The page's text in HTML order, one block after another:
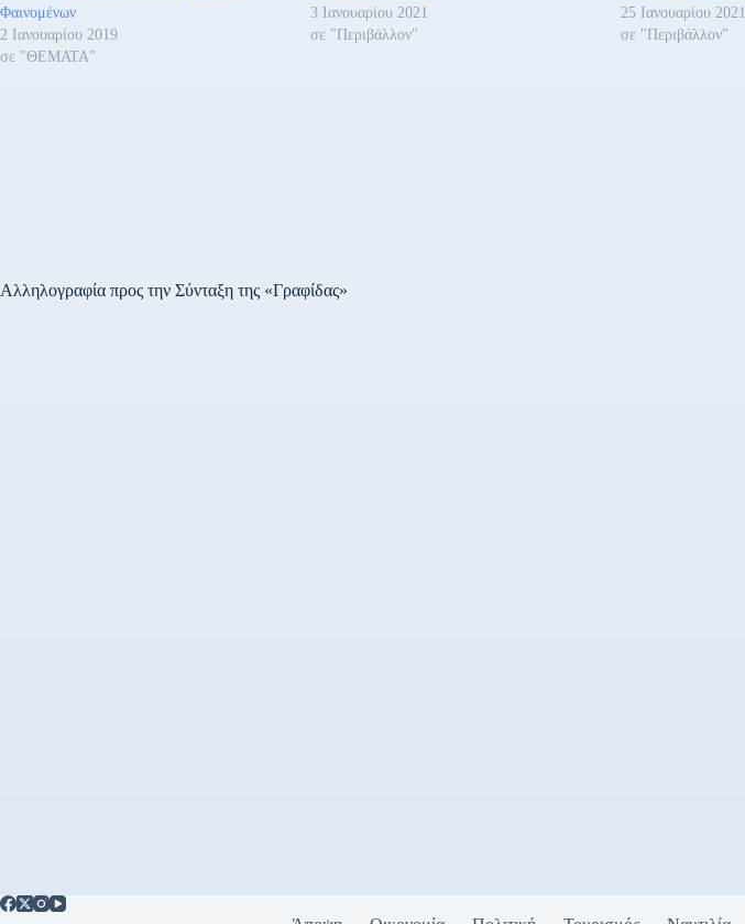
Φαινομένων
2 Ιανουαρίου 2019
σε "ΘΕΜΑΤΑ"
3 Ιανουαρίου 2021
σε "Περιβάλλον"
25 Ιανουαρίου 2021
σε "Περιβάλλον"
Αλληλογραφία προς την Σύνταξη της «Γραφίδας»